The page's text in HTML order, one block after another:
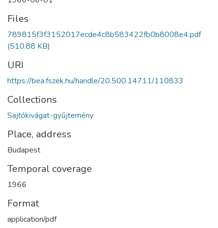
Files
789815f3f3152017ecde4c8b583422fb0b8008e4.pdf
(510.88 KB)
URI
https://bea.fszek.hu/handle/20.500.14711/110833
Collections
Sajtókivágat-gyűjtemény
Place, address
Budapest
Temporal coverage
1966
Format
application/pdf